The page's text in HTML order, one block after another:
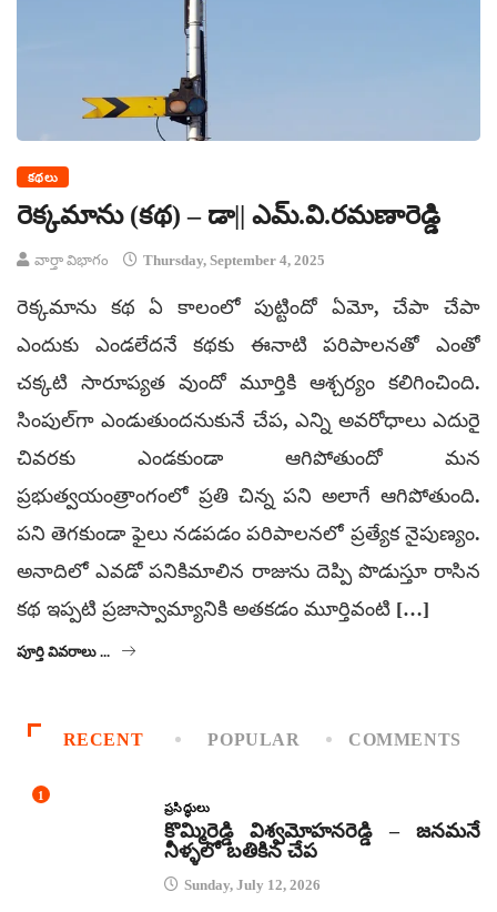
కథలు
రెక్కమాను (కథ) – డా|| ఎమ్‌.వి.రమణారెడ్డి
వార్తా విభాగం Thursday, September 4, 2025
రెక్కమాను కథ ఏ కాలంలో పుట్టిందో ఏమో, చేపా చేపా
ఎందుకు ఎండలేదనే కథకు ఈనాటి పరిపాలనతో ఎంతో
చక్కటి సారూప్యత వుందో మూర్తికి ఆశ్చర్యం కలిగించింది.
సింపుల్‌గా ఎండుతుందనుకునే చేప, ఎన్ని అవరోధాలు ఎదురై
చివరకు ఎండకుండా ఆగిపోతుందో మన
ప్రభుత్వయంత్రాంగంలో ప్రతి చిన్న పని అలాగే ఆగిపోతుంది.
పని తెగకుండా ఫైలు నడపడం పరిపాలనలో ప్రత్యేక నైపుణ్యం.
అనాదిలో ఎవడో పనికిమాలిన రాజును దెప్పి పొడుస్తూ రాసిన
కథ ఇప్పటి ప్రజాస్వామ్యానికి అతకడం మూర్తివంటి […]
పూర్తి వివరాలు ...
RECENT POPULAR COMMENTS
1
ప్రసిద్ధులు
కొమ్మిరెడ్డి విశ్వమోహనరెడ్డి – జనమనే
నీళ్ళలో బతికిన చేప
Sunday, July 12, 2026